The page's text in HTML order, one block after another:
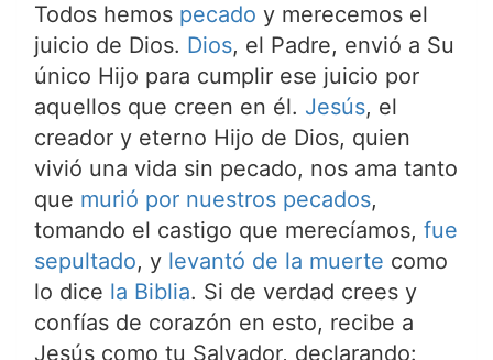
Todos hemos pecado y merecemos el
juicio de Dios. Dios, el Padre, envió a Su
único Hijo para cumplir ese juicio por
aquellos que creen en él. Jesús, el
creador y eterno Hijo de Dios, quien
vivió una vida sin pecado, nos ama tanto
que murió por nuestros pecados,
tomando el castigo que merecíamos, fue
sepultado, y levantó de la muerte como
lo dice la Biblia. Si de verdad crees y
confías de corazón en esto, recibe a
Jesús como tu Salvador, declarando: